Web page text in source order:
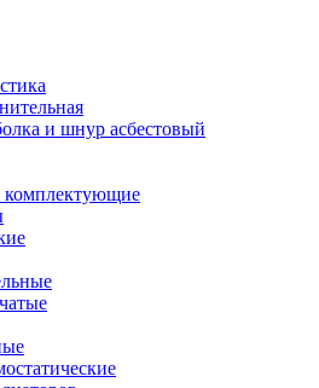
и шнур асбестовый
комплектующие